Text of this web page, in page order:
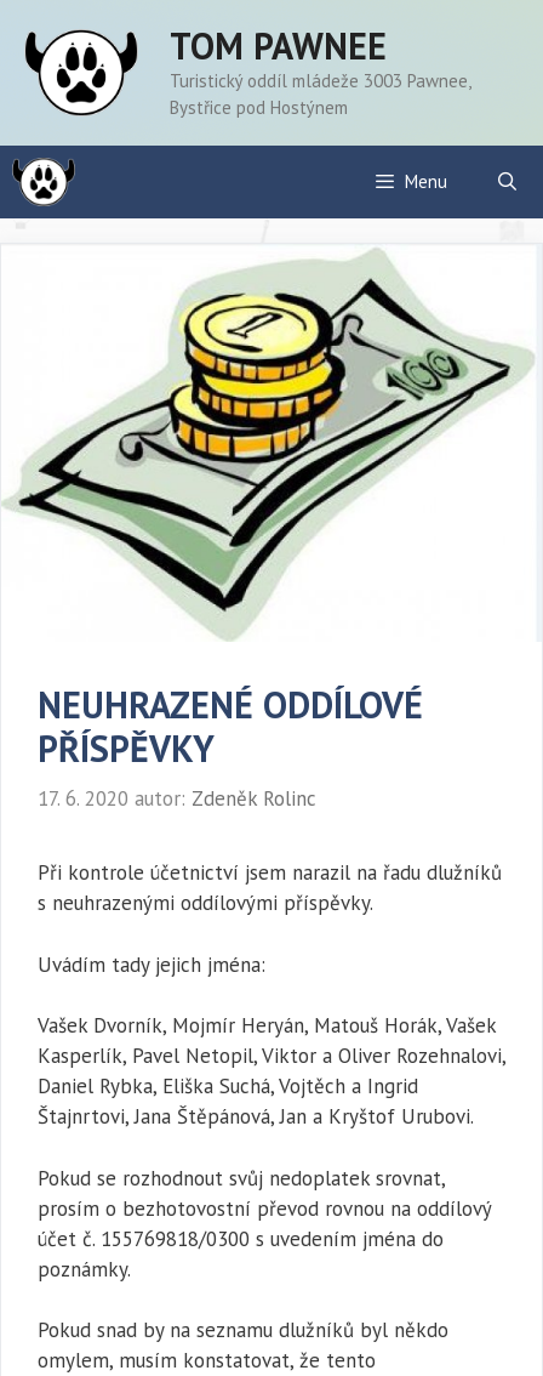
obsah
TOM PAWNEE
Turistický oddíl mládeže 3003 Pawnee,
Bystřice pod Hostýnem
Menu
NEUHRAZENÉ ODDÍLOVÉ
PŘÍSPĚVKY
17. 6. 2020 autor: Zdeněk Rolinc
Při kontrole účetnictví jsem narazil na řadu dlužníků
s neuhrazenými oddílovými příspěvky.
Uvádím tady jejich jména:
Vašek Dvorník, Mojmír Heryán, Matouš Horák, Vašek
Kasperlík, Pavel Netopil, Viktor a Oliver Rozehnalovi,
Daniel Rybka, Eliška Suchá, Vojtěch a Ingrid
Štajnrtovi, Jana Štěpánová, Jan a Kryštof Urubovi.
Pokud se rozhodnout svůj nedoplatek srovnat,
prosím o bezhotovostní převod rovnou na oddílový
účet č. 155769818/0300 s uvedením jména do
poznámky.
Pokud snad by na seznamu dlužníků byl někdo
omylem, musím konstatovat, že tento